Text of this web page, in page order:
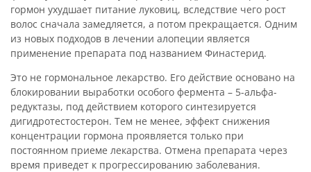
гормон ухудшает питание луковиц, вследствие чего рост
волос сначала замедляется, а потом прекращается. Одним
из новых подходов в лечении алопеции является
применение препарата под названием Финастерид.
Это не гормональное лекарство. Его действие основано на
блокировании выработки особого фермента – 5-альфа-
редуктазы, под действием которого синтезируется
дигидротестостерон. Тем не менее, эффект снижения
концентрации гормона проявляется только при
постоянном приеме лекарства. Отмена препарата через
время приведет к прогрессированию заболевания.